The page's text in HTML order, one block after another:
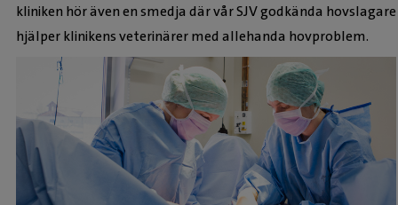
kliniken hör även en smedja där vår SJV godkända hovslagare
hjälper klinikens veterinärer med allehanda hovproblem.